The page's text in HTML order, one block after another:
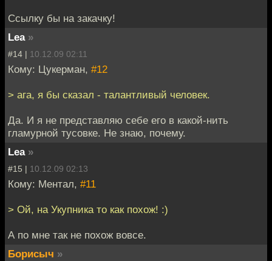
Ссылку бы на закачку!
Lea »
#14 | 10.12.09 02:11
Кому: Цукерман, #12
> ага, я бы сказал - талантливый человек.
Да. И я не представляю себе его в какой-нить
гламурной тусовке. Не знаю, почему.
Lea »
#15 | 10.12.09 02:13
Кому: Ментал, #11
> Ой, на Укупника то как похож! :)
А по мне так не похож вовсе.
Борисыч »